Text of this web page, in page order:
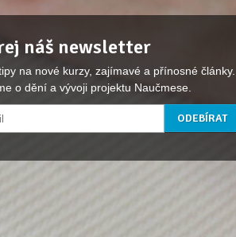
náš newsletter
na nové kurzy, zajímavé a přínosné články.
o dění a vývoji projektu Naučmese.